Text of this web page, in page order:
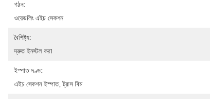
গঠন:
ওয়েডলিং এইচ সেকশন
বৈশিষ্ট্য:
দ্রুত ইনস্টল করা
ইস্পাত দণ্ড:
এইচ সেকশন ইস্পাত, ট্রাস বিম